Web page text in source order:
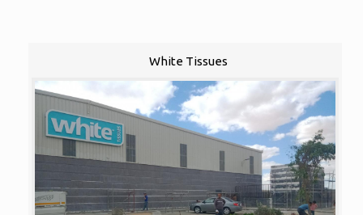
White Tissues